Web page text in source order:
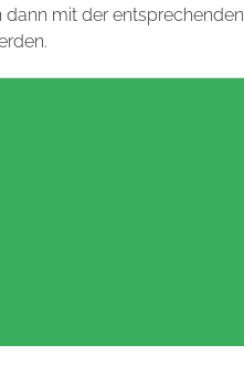
dann mit der entsprechenden